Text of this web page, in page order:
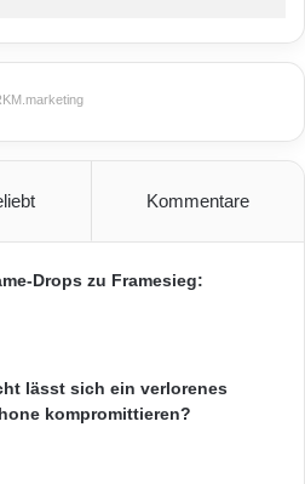
Kommentare
Drops zu Framesieg:
lässt sich ein verlorenes
kompromittieren?